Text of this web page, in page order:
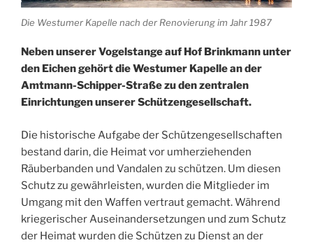
Die Westumer Kapelle nach der Renovierung im Jahr 1987
Neben unserer Vogelstange auf Hof Brinkmann unter
den Eichen gehört die Westumer Kapelle an der
Amtmann-Schipper-Straße zu den zentralen
Einrichtungen unserer Schützengesellschaft.
Die historische Aufgabe der Schützengesellschaften
bestand darin, die Heimat vor umherziehenden
Räuberbanden und Vandalen zu schützen. Um diesen
Schutz zu gewährleisten, wurden die Mitglieder im
Umgang mit den Waffen vertraut gemacht. Während
kriegerischer Auseinandersetzungen und zum Schutz
der Heimat wurden die Schützen zu Dienst an der